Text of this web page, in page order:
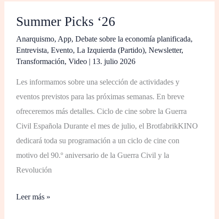
Summer Picks ‘26
Anarquismo, App,Debate sobre la economía planificada,
Entrevista,Evento,La Izquierda (Partido),Newsletter,
Transformación,Video | 13. julio 2026
Les informamos sobre una selección de actividades y
eventos previstos para las próximas semanas. En breve
ofreceremos más detalles. Ciclo de cine sobre la Guerra
Civil Española Durante el mes de julio, el BrotfabrikKINO
dedicará toda su programación a un ciclo de cine con
motivo del 90.º aniversario de la Guerra Civil y la
Revolución
Picks
‘26
Leer más »